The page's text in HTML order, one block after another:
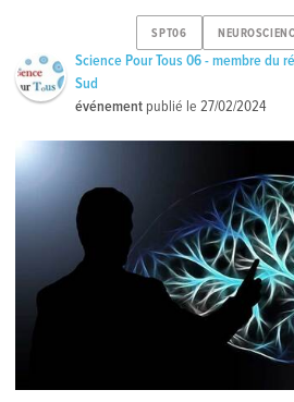
SPT06
Science Pour Tous 06 - membre du
Sud
événement publié le27/02/2024